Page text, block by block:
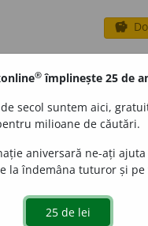
savings
volume_up (50)
191817:
® împlinește 25 de
secol suntem aici,
milioane de căutări.
aniversară ne-ați
la îndemâna tuturor și pe